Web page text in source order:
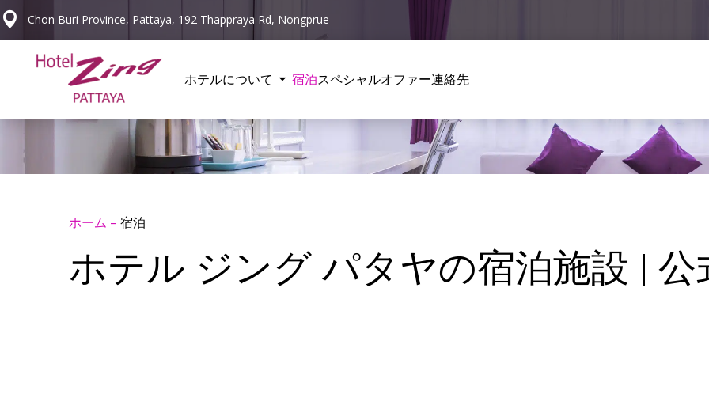
Chon Buri Province, Pattaya, 192 Thappraya Rd, Nongprue
ホテルについて 宿泊スペシャルオファー連絡先
ホーム – 宿泊
ホテル ジング パタヤの宿泊施設 |